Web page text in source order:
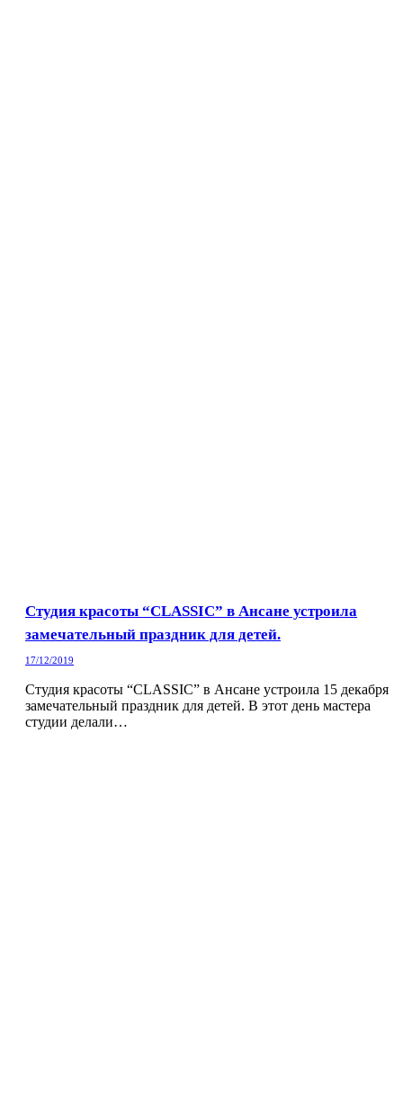
Студия красоты “CLASSIC” в Ансане устроила
замечательный праздник для детей.
17/12/2019
Студия красоты “CLASSIC” в Ансане устроила 15 декабря
замечательный праздник для детей. В этот день мастера
студии делали…